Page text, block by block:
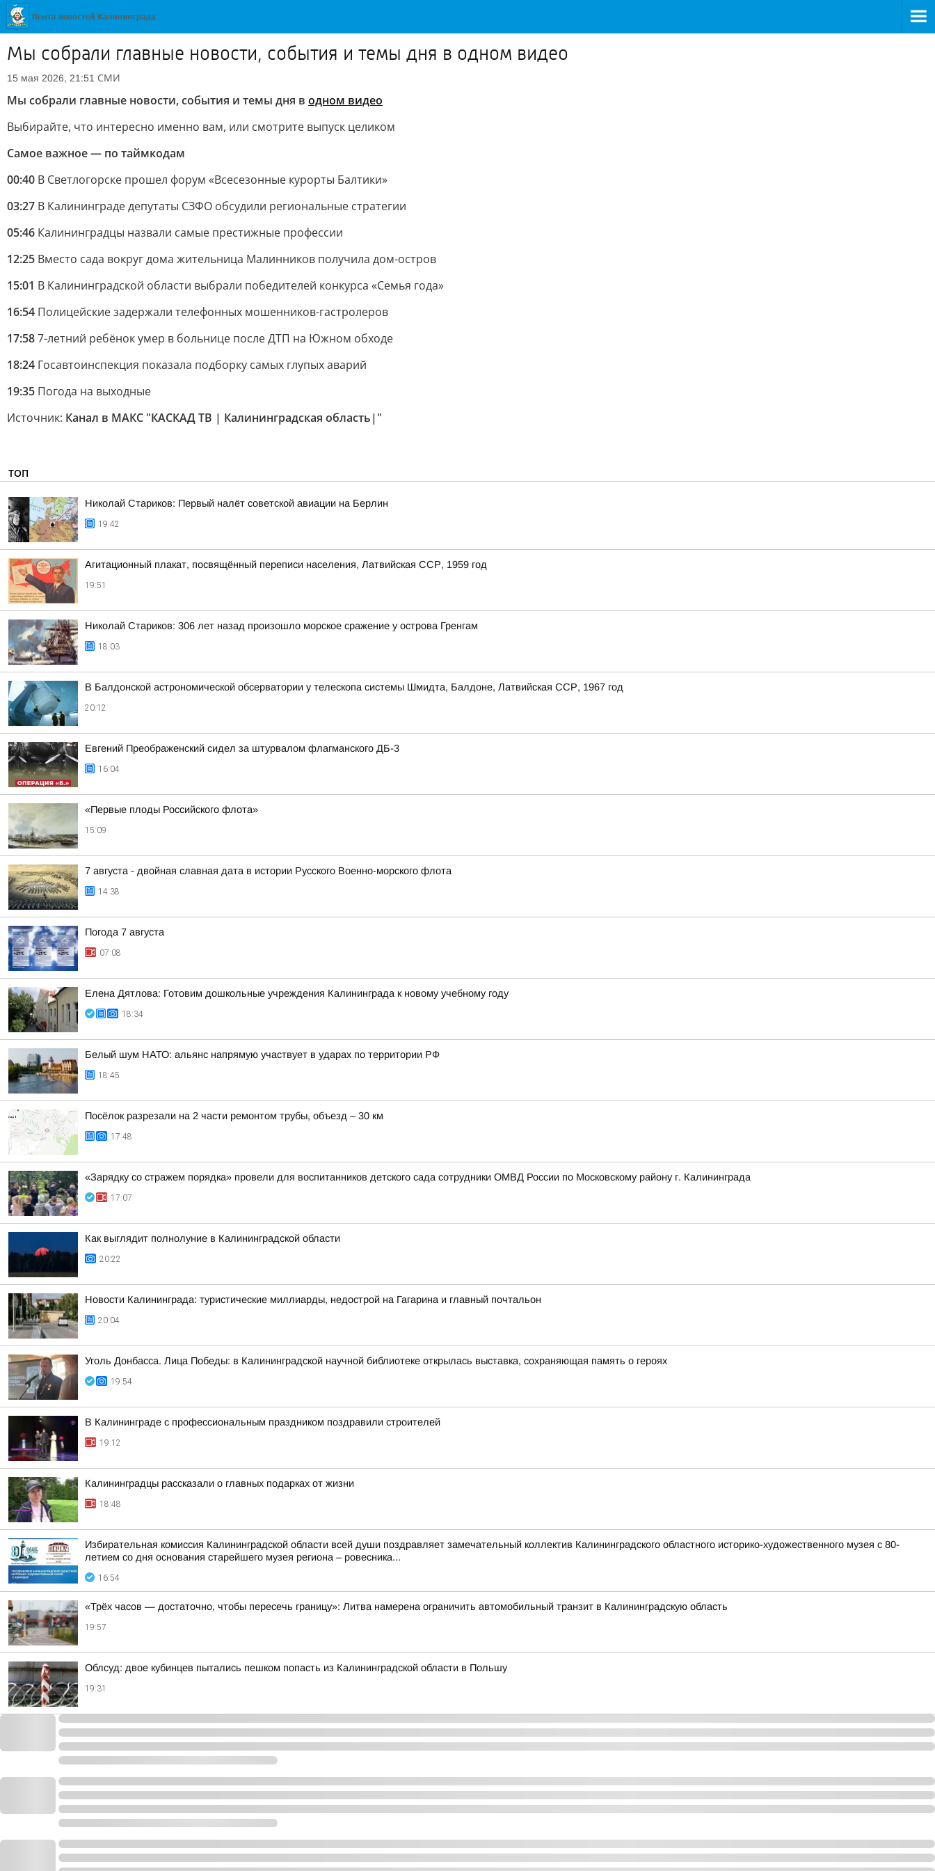
Мы собрали главные новости, события и темы дня в одном видео
15 мая 2026, 21:51 СМИ
Мы собрали главные новости, события и темы дня в одном видео
Выбирайте, что интересно именно вам, или смотрите выпуск целиком
Самое важное — по таймкодам
00:40 В Светлогорске прошел форум «Всесезонные курорты Балтики»
03:27 В Калининграде депутаты СЗФО обсудили региональные стратегии
05:46 Калининградцы назвали самые престижные профессии
12:25 Вместо сада вокруг дома жительница Малинников получила дом-остров
15:01 В Калининградской области выбрали победителей конкурса «Семья года»
16:54 Полицейские задержали телефонных мошенников-гастролеров
17:587-летний ребёнок умер в больнице после ДТП на Южном обходе
18:24 Госавтоинспекция показала подборку самых глупых аварий
19:35 Погода на выходные
Источник: Канал в МАКС "КАСКАД ТВ | Калининградская область|"
ТОП
Николай Стариков: Первый налёт советской авиации на Берлин
19:42
Агитационный плакат, посвящённый переписи населения, Латвийская ССР, 1959 год
19:51
Николай Стариков: 306 лет назад произошло морское сражение у острова Гренгам
18:03
В Балдонской астрономической обсерватории у телескопа системы Шмидта, Балдоне, Латвийская ССР, 1967 год
20:12
Евгений Преображенский сидел за штурвалом флагманского ДБ-3
16:04
«Первые плоды Российского флота»
15:09
7 августа - двойная славная дата в истории Русского Военно-морского флота
14:38
Погода 7 августа
07:08
Елена Дятлова: Готовим дошкольные учреждения Калининграда к новому учебному году
18:34
Белый шум НАТО: альянс напрямую участвует в ударах по территории РФ
18:45
Посёлок разрезали на 2 части ремонтом трубы, объезд – 30 км
17:48
«Зарядку со стражем порядка» провели для воспитанников детского сада сотрудники ОМВД России по Московскому району г. Калининграда
17:07
Как выглядит полнолуние в Калининградской области
20:22
Новости Калининграда: туристические миллиарды, недострой на Гагарина и главный почтальон
20:04
Уголь Донбасса. Лица Победы: в Калининградской научной библиотеке открылась выставка, сохраняющая память о героях
19:54
В Калининграде с профессиональным праздником поздравили строителей
19:12
Калининградцы рассказали о главных подарках от жизни
18:48
Избирательная комиссия Калининградской области всей души поздравляет замечательный коллектив Калининградского областного историко-художественного музея с 80-
летием со дня основания старейшего музея региона – ровесника...
16:54
«Трёх часов — достаточно, чтобы пересечь границу»: Литва намерена ограничить автомобильный транзит в Калининградскую область
19:57
Облсуд: двое кубинцев пытались пешком попасть из Калининградской области в Польшу
19:31